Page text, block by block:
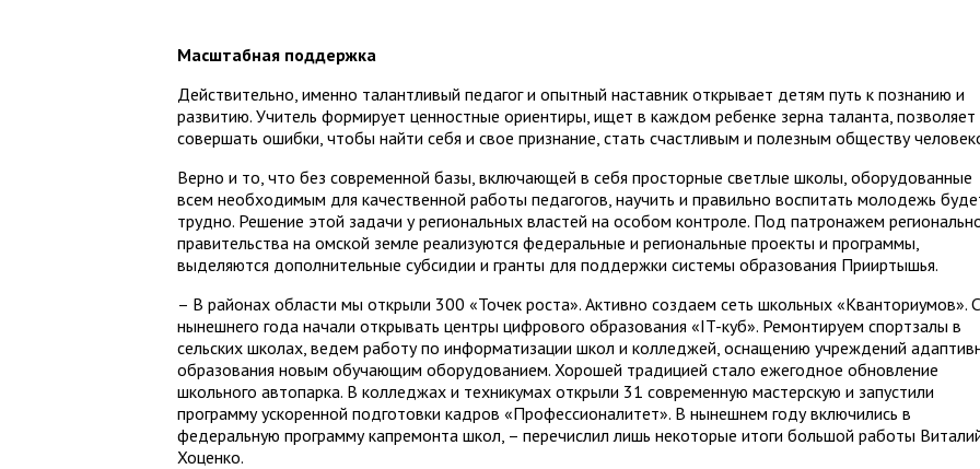
Масштабная поддержка
Действительно, именно талантливый педагог и опытный наставник открывает детям путь к познанию и
развитию. Учитель формирует ценностные ориентиры, ищет в каждом ребенке зерна таланта, позволяет
совершать ошибки, чтобы найти себя и свое признание, стать счастливым и полезным обществу
Верно и то, что без современной базы, включающей в себя просторные светлые школы, оборудованные
всем необходимым для качественной работы педагогов, научить и правильно воспитать молодежь
трудно. Решение этой задачи у региональных властей на особом контроле. Под патронажем
правительства на омской земле реализуются федеральные и региональные проекты и программы,
выделяются дополнительные субсидии и гранты для поддержки системы образования Прииртышья.
– В районах области мы открыли 300 «Точек роста». Активно создаем сеть школьных «Кванториумов». С
нынешнего года начали открывать центры цифрового образования «IT-куб». Ремонтируем спортзалы в
сельских школах, ведем работу по информатизации школ и колледжей, оснащению учреждений
образования новым обучающим оборудованием. Хорошей традицией стало ежегодное обновление
школьного автопарка. В колледжах и техникумах открыли 31 современную мастерскую и запустили
программу ускоренной подготовки кадров «Профессионалитет». В нынешнем году включились в
федеральную программу кап­ремонта школ, – перечислил лишь некоторые итоги большой работы
Хоценко.